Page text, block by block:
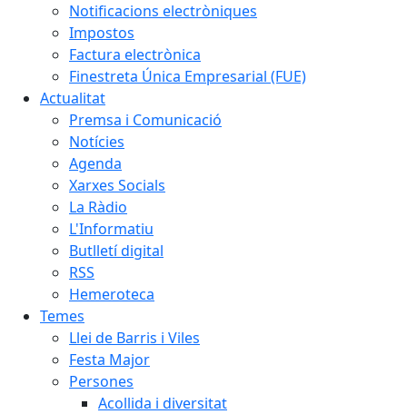
Notificacions electròniques
Impostos
Factura electrònica
Finestreta Única Empresarial (FUE)
Actualitat
Premsa i Comunicació
Notícies
Agenda
Xarxes Socials
La Ràdio
L'Informatiu
Butlletí digital
RSS
Hemeroteca
Temes
Llei de Barris i Viles
Festa Major
Persones
Acollida i diversitat